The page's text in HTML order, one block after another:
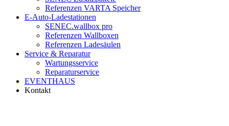
Referenzen VARTA Speicher
E-Auto-Ladestationen
SENEC.wallbox pro
Referenzen Wallboxen
Referenzen Ladesäulen
Service & Reparatur
Wartungsservice
Reparaturservice
EVENTHAUS
Kontakt